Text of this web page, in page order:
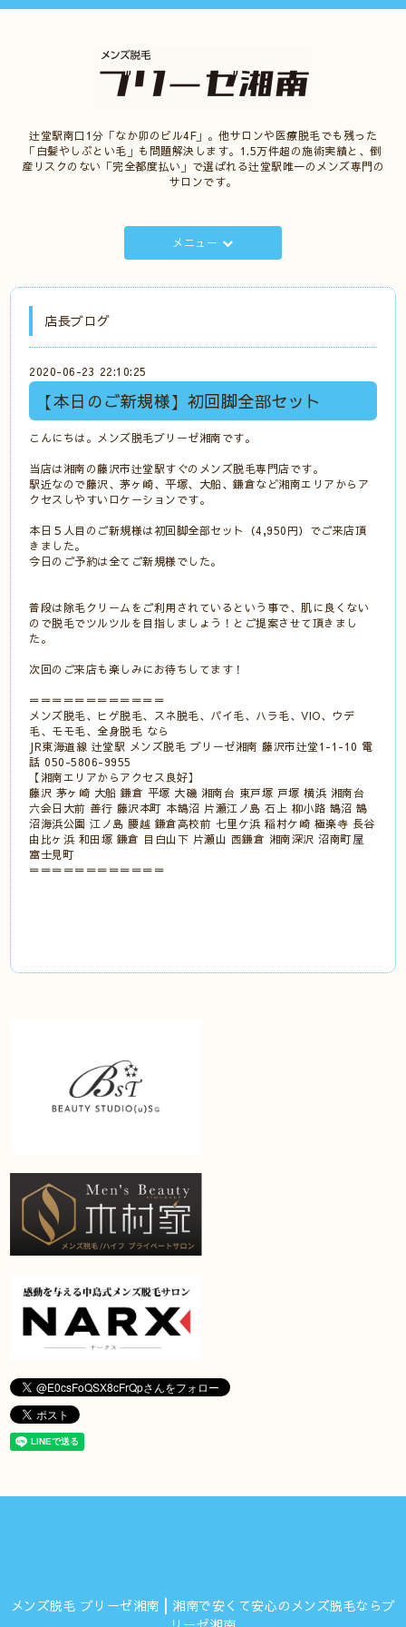
辻堂駅南口1分「なか卯のビル4F」。他サロンや医療脱毛でも残った
「白髪やしぶとい毛」も問題解決します。1.5万件超の施術実績と、倒
産リスクのない「完全都度払い」で選ばれる辻堂駅唯一のメンズ専門の
サロンです。
メニュー
店長ブログ
2020-06-23 22:10:25
【本日のご新規様】初回脚全部セット
こんにちは。メンズ脱毛ブリーゼ湘南です。
当店は湘南の藤沢市辻堂駅すぐのメンズ脱毛専門店です。
駅近なので藤沢、茅ヶ崎、平塚、大船、鎌倉など湘南エリアからア
クセスしやすいロケーションです。
本日５人目のご新規様は初回脚全部セット（4,950円）でご来店頂
きました。
今日のご予約は全てご新規様でした。
普段は除毛クリームをご利用されているという事で、肌に良くない
ので脱毛でツルツルを目指しましょう！とご提案させて頂きまし
た。
次回のご来店も楽しみにお待ちしてます！
＝＝＝＝＝＝＝＝＝＝＝＝
メンズ脱毛、ヒゲ脱毛、スネ脱毛、パイ毛、ハラ毛、VIO、ウデ
毛、モモ毛、全身脱毛 なら
JR東海道線 辻堂駅 メンズ脱毛 ブリーゼ湘南 藤沢市辻堂1-1-10 電
話 050-5806-9955
【湘南エリアからアクセス良好】
藤沢 茅ヶ崎 大船 鎌倉 平塚 大磯 湘南台 東戸塚 戸塚 横浜 湘南台
六会日大前 善行 藤沢本町 本鵠沼 片瀬江ノ島 石上 柳小路 鵠沼 鵠
沼海浜公園 江ノ島 腰越 鎌倉高校前 七里ケ浜 稲村ケ崎 極楽寺 長谷
由比ヶ浜 和田塚 鎌倉 目白山下 片瀬山 西鎌倉 湘南深沢 沼南町屋
富士見町
＝＝＝＝＝＝＝＝＝＝＝＝
メンズ脱毛 ブリーゼ湘南┃湘南で安くて安心のメンズ脱毛ならブ